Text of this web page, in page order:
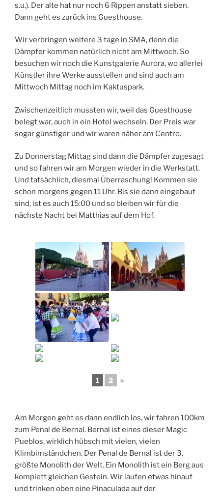
s.u.). Der alte hat nur noch 6 Rippen anstatt sieben.
Dann geht es zurück ins Guesthouse.
Wir verbringen weitere 3 tage in SMA, denn die
Dämpfer kommen natürlich nicht am Mittwoch. So
besuchen wir noch die Kunstgalerie Aurora, wo allerlei
Künstler ihre Werke ausstellen und sind auch am
Mittwoch Mittag noch im Kaktuspark.
Zwischenzeitlich mussten wir, weil das Guesthouse
belegt war, auch in ein Hotel wechseln. Der Preis war
sogar günstiger und wir waren näher am Centro.
Zu Donnerstag Mittag sind dann die Dämpfer zugesagt
und so fahren wir am Morgen wieder in die Werkstatt.
Und tatsächlich, diesmal Überraschung! Kommen sie
schon morgens gegen 11 Uhr. Bis sie dann eingebaut
sind, ist es auch 15:00 und so bleiben wir für die
nächste Nacht bei Matthias auf dem Hof.
1 2 ►
Am Morgen geht es dann endlich los, wir fahren 100km
zum Penal de Bernal. Bernal ist eines dieser Magic
Pueblos, wirklich hübsch mit vielen, vielen
Klimbimständchen. Der Penal de Bernal ist der 3.
größte Monolith der Welt. Ein Monolith ist ein Berg aus
komplett gleichen Gestein. Wir laufen etwas hinauf
und trinken oben eine Pinaculada auf der